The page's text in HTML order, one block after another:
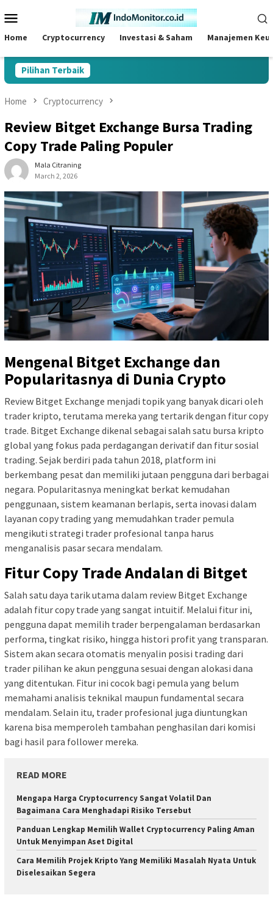
to
Menu
Home Cryptocurrency Investasi & Saham Manajemen
Pilihan Terbaik
Home Cryptocurrency
Review Bitget Exchange Bursa Trading
Copy Trade Paling Populer
Mala Citraning
March 2, 2026
Mengenal Bitget Exchange dan
Popularitasnya di Dunia Crypto
Review Bitget Exchange menjadi topik yang banyak dicari oleh
trader kripto, terutama mereka yang tertarik dengan fitur copy
trade. Bitget Exchange dikenal sebagai salah satu bursa kripto
global yang fokus pada perdagangan derivatif dan fitur sosial
trading. Sejak berdiri pada tahun 2018, platform ini
berkembang pesat dan memiliki jutaan pengguna dari berbagai
negara. Popularitasnya meningkat berkat kemudahan
penggunaan, sistem keamanan berlapis, serta inovasi dalam
layanan copy trading yang memudahkan trader pemula
mengikuti strategi trader profesional tanpa harus
menganalisis pasar secara mendalam.
Fitur Copy Trade Andalan di Bitget
Salah satu daya tarik utama dalam review Bitget Exchange
adalah fitur copy trade yang sangat intuitif. Melalui fitur ini,
pengguna dapat memilih trader berpengalaman berdasarkan
performa, tingkat risiko, hingga histori profit yang transparan.
Sistem akan secara otomatis menyalin posisi trading dari
trader pilihan ke akun pengguna sesuai dengan alokasi dana
yang ditentukan. Fitur ini cocok bagi pemula yang belum
memahami analisis teknikal maupun fundamental secara
mendalam. Selain itu, trader profesional juga diuntungkan
karena bisa memperoleh tambahan penghasilan dari komisi
bagi hasil para follower mereka.
READ MORE
Mengapa Harga Cryptocurrency Sangat Volatil Dan
Bagaimana Cara Menghadapi Risiko Tersebut
Panduan Lengkap Memilih Wallet Cryptocurrency Paling Aman
Untuk Menyimpan Aset Digital
Cara Memilih Projek Kripto Yang Memiliki Masalah Nyata Untuk
Diselesaikan Segera